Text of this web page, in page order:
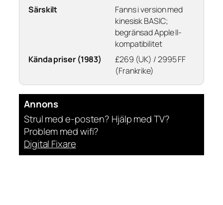
Särskilt
Fanns i version med
kinesisk BASIC;
begränsad Apple II-
kompatibilitet
Kända priser (1983)
£269 (UK) / 2995 FF
(Frankrike)
Annons
Strul med e-posten? Hjälp med TV?
Problem med wifi?
Digital Fixare